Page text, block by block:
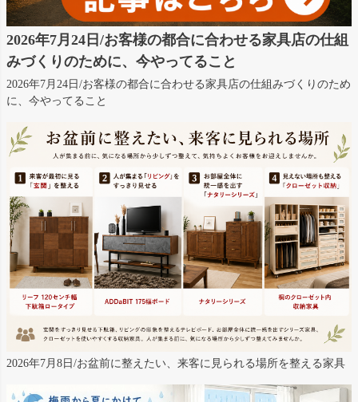
2026年7月24日/お客様の都合に合わせる家具店の仕組
みづくりのために、今やってること
2026年7月24日/お客様の都合に合わせる家具店の仕組みづくりのため
に、今やってること
2026年7月8日/お盆前に整えたい、来客に見られる場所を整える家具